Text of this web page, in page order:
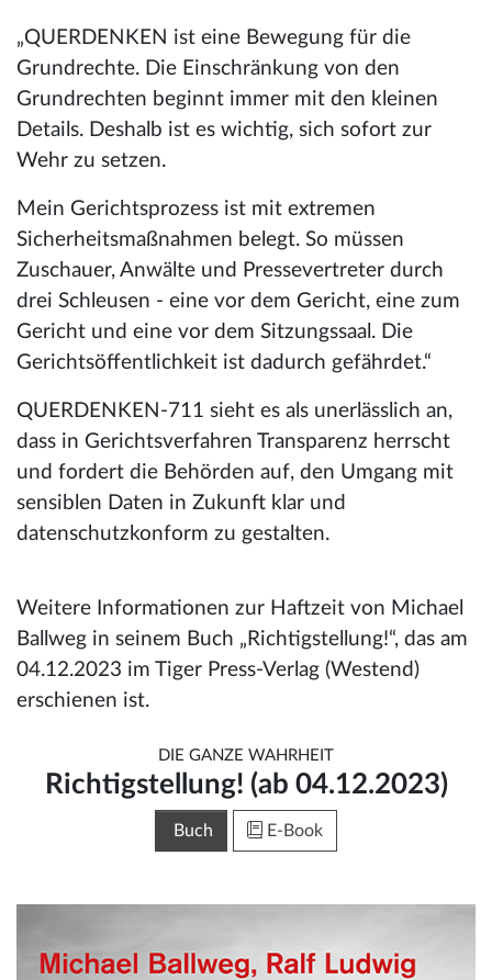
„QUERDENKEN ist eine Bewegung für die
Grundrechte. Die Einschränkung von den
Grundrechten beginnt immer mit den kleinen
Details. Deshalb ist es wichtig, sich sofort zur
Wehr zu setzen.
Mein Gerichtsprozess ist mit extremen
Sicherheitsmaßnahmen belegt. So müssen
Zuschauer, Anwälte und Pressevertreter durch
drei Schleusen - eine vor dem Gericht, eine zum
Gericht und eine vor dem Sitzungssaal. Die
Gerichtsöffentlichkeit ist dadurch gefährdet.“
QUERDENKEN-711 sieht es als unerlässlich an,
dass in Gerichtsverfahren Transparenz herrscht
und fordert die Behörden auf, den Umgang mit
sensiblen Daten in Zukunft klar und
datenschutzkonform zu gestalten.
Weitere Informationen zur Haftzeit von Michael
Ballweg in seinem Buch „Richtigstellung!“, das am
04.12.2023 im Tiger Press-Verlag (Westend)
erschienen ist.
DIE GANZE WAHRHEIT
Richtigstellung! (ab 04.12.2023)
Buch E-Book